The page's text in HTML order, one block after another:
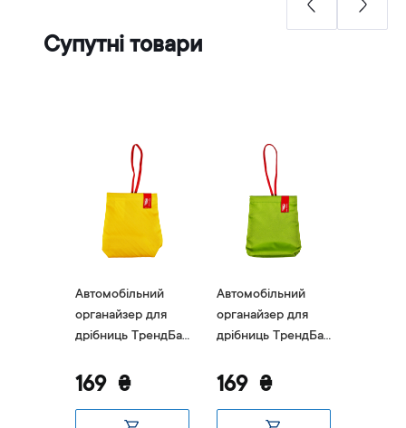
Супутні товари
Автомобільний
органайзер для
дрібниць ТрендБай
жовтий
169 ₴
Автомобільний
органайзер для
дрібниць ТрендБай
зелений
169 ₴